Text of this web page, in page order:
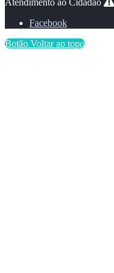
Atendimento ao Cidadão
Facebook
Botão Voltar ao topo